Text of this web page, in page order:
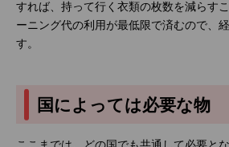
すれば、持って行く衣類の枚数を減らす
ーニング代の利用が最低限で済むので、
す。
国によっては必要な物